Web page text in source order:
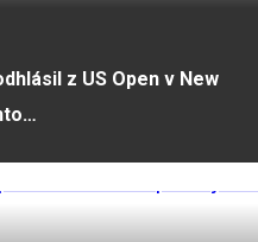
z US Open v New